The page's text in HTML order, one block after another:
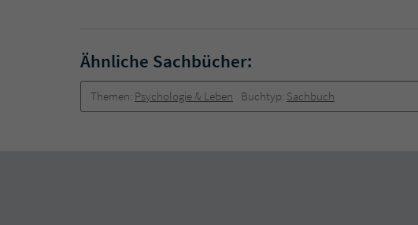
Ähnliche Sachbücher:
Themen: Psychologie & Leben Buchtyp: Sachbuch